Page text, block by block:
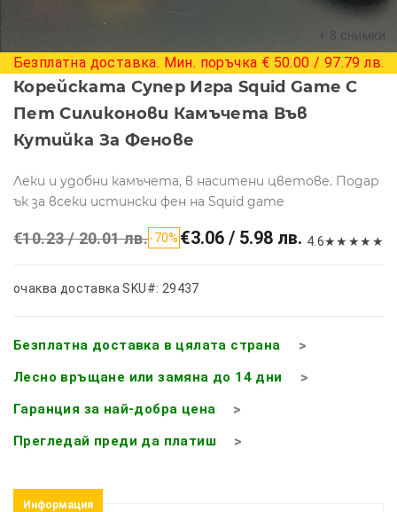
+ 8 снимки
Безплатна доставка. Мин. поръчка € 50.00 / 97.79 лв.
Корейската Супер Игра Squid Game С
Пет Силиконови Камъчета Във
Кутийка За Фенове
Леки и удобни камъчета, в наситени цветове. Подар
ък за всеки истински фен на Squid game
€10.23 / 20.01 лв.-70% €3.06 / 5.98 лв. 4.6★★ ★★ ★
очаква доставка SKU#: 29437
Безплатна доставка в цялата страна
Лесно връщане или замяна до 14 дни
Гаранция за най-добра цена
Прегледай преди да платиш
Информация